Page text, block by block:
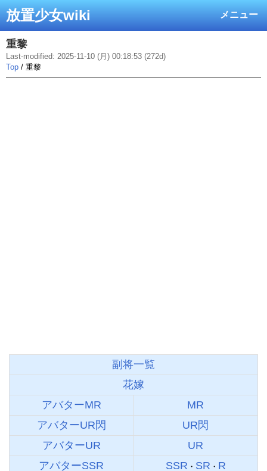
メニュー
放置少女wiki
重黎
Last-modified: 2025-11-10 (月) 00:18:53 (272d)
Top / 重黎
副将一覧
花嫁
アバターMR
MR
アバターUR閃
UR閃
アバターUR
UR
アバターSSR
SSR ・ SR ・ R